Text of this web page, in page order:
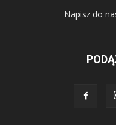
Napisz do